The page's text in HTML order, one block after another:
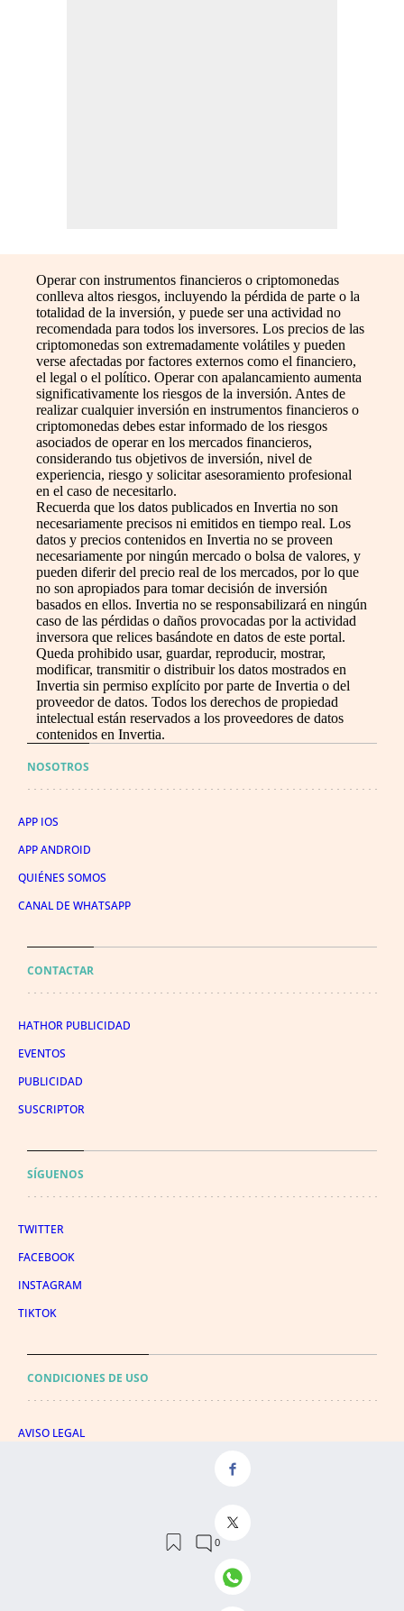
Operar con instrumentos financieros o criptomonedas
conlleva altos riesgos, incluyendo la pérdida de parte o la
totalidad de la inversión, y puede ser una actividad no
recomendada para todos los inversores. Los precios de las
criptomonedas son extremadamente volátiles y pueden
verse afectadas por factores externos como el financiero,
el legal o el político. Operar con apalancamiento aumenta
significativamente los riesgos de la inversión. Antes de
realizar cualquier inversión en instrumentos financieros o
criptomonedas debes estar informado de los riesgos
asociados de operar en los mercados financieros,
considerando tus objetivos de inversión, nivel de
experiencia, riesgo y solicitar asesoramiento profesional
en el caso de necesitarlo.
Recuerda que los datos publicados en Invertia no son
necesariamente precisos ni emitidos en tiempo real. Los
datos y precios contenidos en Invertia no se proveen
necesariamente por ningún mercado o bolsa de valores, y
pueden diferir del precio real de los mercados, por lo que
no son apropiados para tomar decisión de inversión
basados en ellos. Invertia no se responsabilizará en ningún
caso de las pérdidas o daños provocadas por la actividad
inversora que relices basándote en datos de este portal.
Queda prohibido usar, guardar, reproducir, mostrar,
modificar, transmitir o distribuir los datos mostrados en
Invertia sin permiso explícito por parte de Invertia o del
proveedor de datos. Todos los derechos de propiedad
intelectual están reservados a los proveedores de datos
contenidos en Invertia.
NOSOTROS
APP IOS
APP ANDROID
QUIÉNES SOMOS
CANAL DE WHATSAPP
CONTACTAR
HATHOR PUBLICIDAD
EVENTOS
PUBLICIDAD
SUSCRIPTOR
SÍGUENOS
TWITTER
FACEBOOK
INSTAGRAM
TIKTOK
CONDICIONES DE USO
AVISO LEGAL